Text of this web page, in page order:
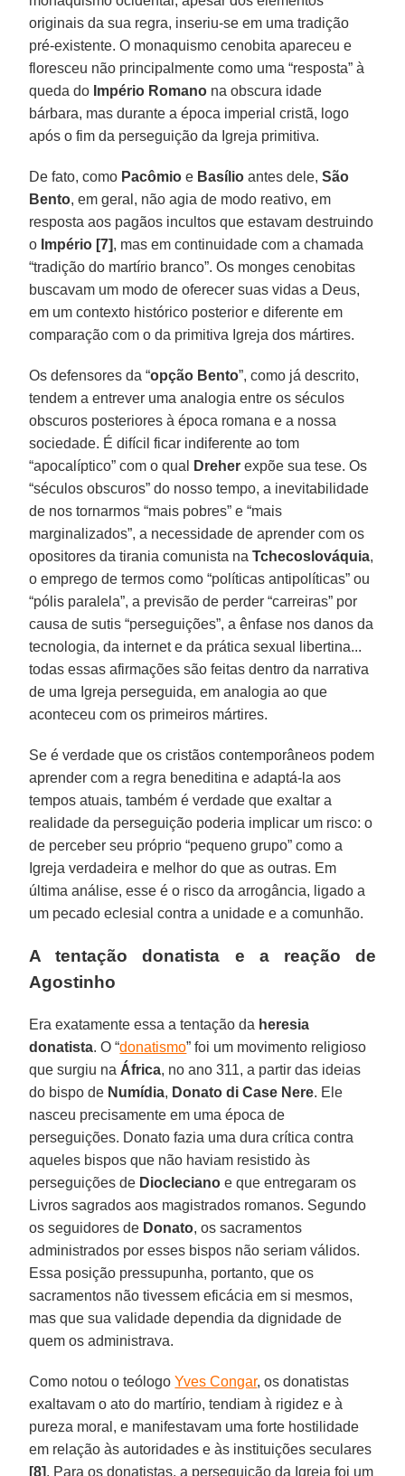
originais da sua regra, inseriu-se em uma tradição
pré-existente. O monaquismo cenobita apareceu e
floresceu não principalmente como uma “resposta” à
queda do Império Romano na obscura idade
bárbara, mas durante a época imperial cristã, logo
após o fim da perseguição da Igreja primitiva.
De fato, como Pacômio e Basílio antes dele,São
Bento, em geral, não agia de modo reativo, em
resposta aos pagãos incultos que estavam destruindo
o Império [7], mas em continuidade com a chamada
“tradição do martírio branco”. Os monges cenobitas
buscavam um modo de oferecer suas vidas a Deus,
em um contexto histórico posterior e diferente em
comparação com o da primitiva Igreja dos mártires.
Os defensores da “opção Bento”, como já descrito,
tendem a entrever uma analogia entre os séculos
obscuros posteriores à época romana e a nossa
sociedade. É difícil ficar indiferente ao tom
“apocalíptico” com o qual
Dreher expõe sua tese. Os
“séculos obscuros” do nosso tempo, a inevitabilidade
de nos tornarmos “mais pobres” e “mais
marginalizados”, a necessidade de aprender com os
opositores da tirania comunista naTchecoslováquia,
o emprego de termos como “políticas antipolíticas” ou
“pólis paralela”, a previsão de perder “carreiras” por
causa de sutis “perseguições”, a ênfase nos danos da
tecnologia, da internet e da prática sexual libertina...
todas essas afirmações são feitas dentro da narrativa
de uma Igreja perseguida, em analogia ao que
aconteceu com os primeiros mártires.
Se é verdade que os cristãos contemporâneos podem
aprender com a regra beneditina e adaptá-la aos
tempos atuais, também é verdade que exaltar a
realidade da perseguição poderia implicar um risco: o
de perceber seu próprio “pequeno grupo” como a
Igreja verdadeira e melhor do que as outras. Em
última análise, esse é o risco da arrogância, ligado a
um pecado eclesial contra a unidade e a comunhão.
A tentação donatista e a reação de
Agostinho
Era exatamente essa a tentação da heresia
donatista. O “donatismo” foi um movimento religioso
que surgiu na África, no ano 311, a partir das ideias
do bispo de Numídia, Donato di Case Nere. Ele
nasceu precisamente em uma época de
perseguições. Donato fazia uma dura crítica contra
aqueles bispos que não haviam resistido às
perseguições de Diocleciano e que entregaram os
Livros sagrados aos magistrados romanos. Segundo
os seguidores de Donato, os sacramentos
administrados por esses bispos não seriam válidos.
Essa posição pressupunha, portanto, que os
sacramentos não tivessem eficácia em si mesmos,
mas que sua validade dependia da dignidade de
quem os administrava.
Como notou o teólogoYves Congar, os donatistas
exaltavam o ato do martírio, tendiam à rigidez e à
pureza moral, e manifestavam uma forte hostilidade
em relação às autoridades e às instituições seculares
[8]. Para os donatistas, a perseguição da Igreja foi um